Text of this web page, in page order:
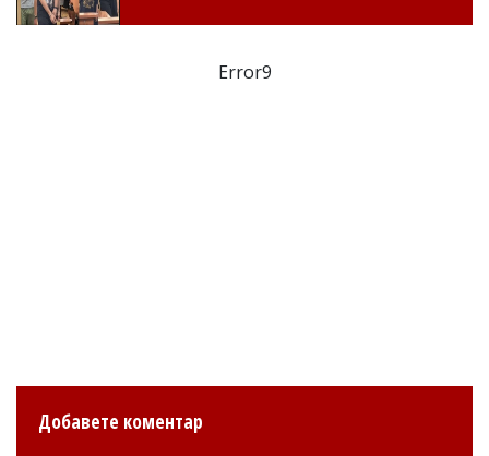
Error9
Добавете коментар